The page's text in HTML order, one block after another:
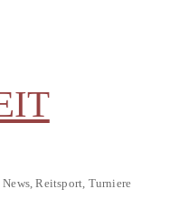
Reitsport, Turniere